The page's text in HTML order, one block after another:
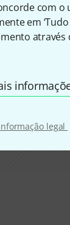
com o
em ‘Tudo
através
legal